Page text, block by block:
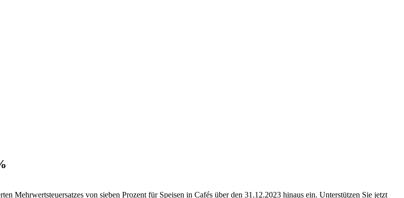
Mehrwertsteuersatzes von sieben Prozent für Speisen in Cafés über den 31.12.2023 hinaus ein. Unterstützen Sie jetzt